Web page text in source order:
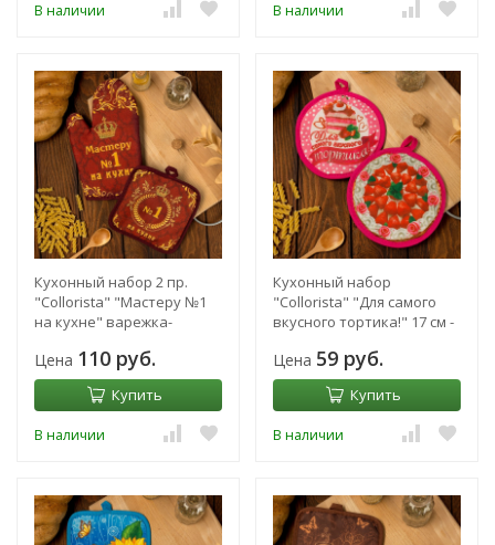
В наличии В наличии
Кухонный набор 2 пр.
"Collorista" "Мастеру №1
на кухне" варежка-
прихватка 17х17
Цена 110 руб.
Купить
В наличии
Кухонный набор
"Collorista" "Для самого
вкусного тортика!" 17 см -
Цена 59 руб.
Купить
В наличии